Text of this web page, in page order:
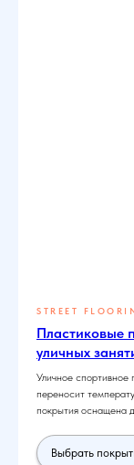
STREET
Пластиковые
уличных
Уличное спортивное
переносит
покрытия оснащена
Выбрать